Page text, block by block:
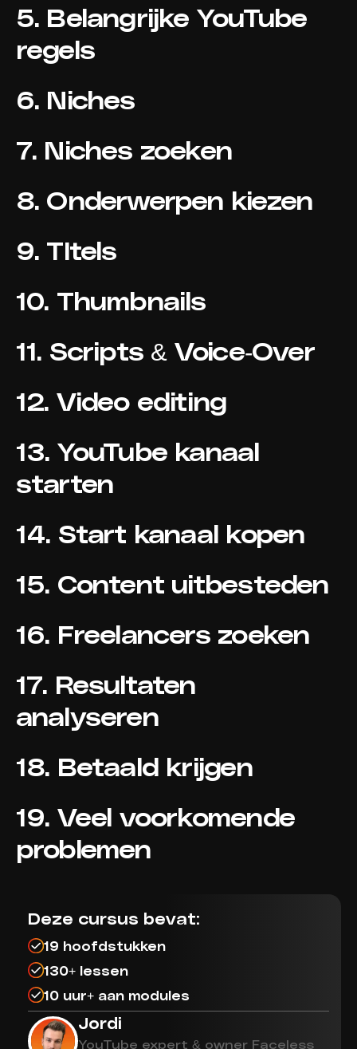
5. Belangrijke YouTube
regels
6. Niches
7. Niches zoeken
8. Onderwerpen kiezen
9. TItels
10. Thumbnails
11. Scripts & Voice-Over
12. Video editing
13. YouTube kanaal
starten
14. Start kanaal kopen
15. Content uitbesteden
16. Freelancers zoeken
17. Resultaten
analyseren
18. Betaald krijgen
19. Veel voorkomende
problemen
Deze cursus bevat:
19 hoofdstukken
130+ lessen
10 uur+ aan modules
Jordi
YouTube expert & owner Faceless